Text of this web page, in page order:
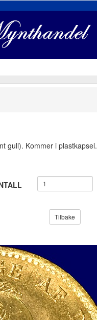
gull). Kommer i plastkapsel.
Tilbake